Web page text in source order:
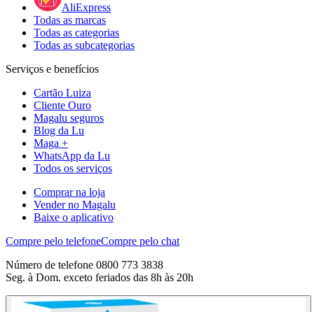
AliExpress
Todas as marcas
Todas as categorias
Todas as subcategorias
Serviços e benefícios
Cartão Luiza
Cliente Ouro
Magalu seguros
Blog da Lu
Maga +
WhatsApp da Lu
Todos os serviços
Comprar na loja
Vender no Magalu
Baixe o aplicativo
Compre pelo telefoneCompre pelo chat
Número de telefone 0800 773 3838
Seg. à Dom. exceto feriados das 8h às 20h